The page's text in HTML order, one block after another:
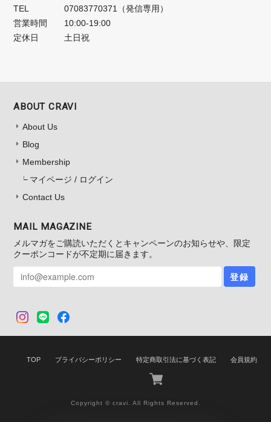
TEL
07083770371（発信専用）
営業時間
10:00-19:00
定休日
土日祝
ABOUT CRAVI
About Us
Blog
Membership
マイページ / ログイン
Contact Us
MAIL MAGAZINE
メルマガをご購読いただくとキャンペーンのお知らせや、限定
クーポンコードが不定期に届きます。
登録
TOP プライバシーポリシー 特定商取引法に基づく表記 会員規約
Copyright © cravi. All Rights Reserved.